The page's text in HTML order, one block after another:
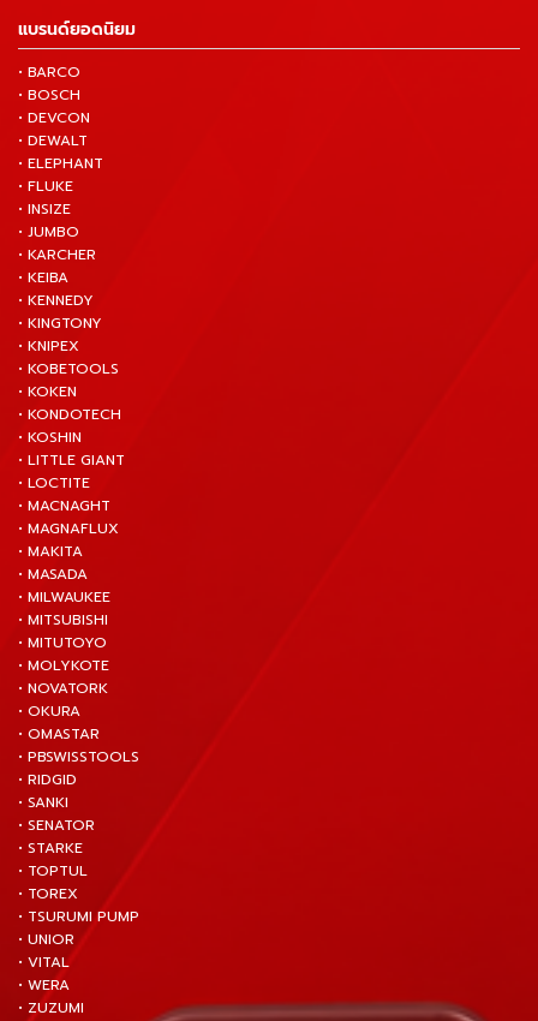
แบรนด์ยอดนิยม
• BARCO
• BOSCH
• DEVCON
• DEWALT
• ELEPHANT
• FLUKE
• INSIZE
• JUMBO
• KARCHER
• KEIBA
• KENNEDY
• KINGTONY
• KNIPEX
• KOBETOOLS
• KOKEN
• KONDOTECH
• KOSHIN
• LITTLE GIANT
• LOCTITE
• MACNAGHT
• MAGNAFLUX
• MAKITA
• MASADA
• MILWAUKEE
• MITSUBISHI
• MITUTOYO
• MOLYKOTE
• NOVATORK
• OKURA
• OMASTAR
• PBSWISSTOOLS
• RIDGID
• SANKI
• SENATOR
• STARKE
• TOPTUL
• TOREX
• TSURUMI PUMP
• UNIOR
• VITAL
• WERA
• ZUZUMI